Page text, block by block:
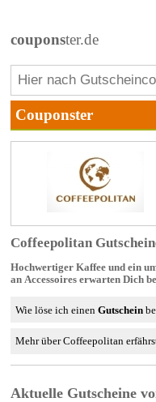
couponster.de
Coffeepolitan
Hochwertiger Kaffee und ein
an Accessoires erwarten Dich
Wie löse ich einenGutschein
Mehr über Coffeepolitan
Aktuelle Gutscheine